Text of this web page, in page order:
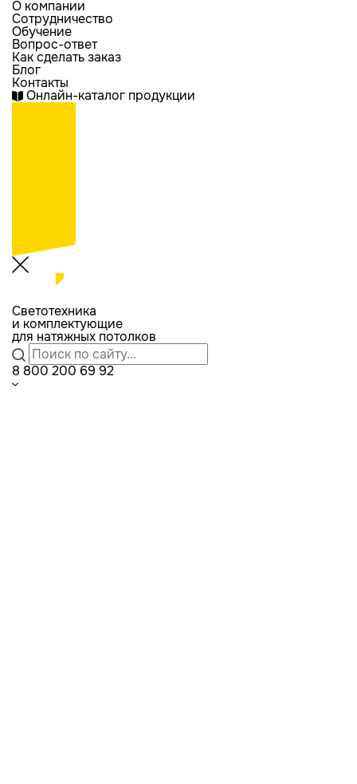
О компании
Сотрудничество
Обучение
Вопрос-ответ
Как сделать заказ
Блог
Контакты
Онлайн-каталог продукции
Светотехника
и комплектующие
для натяжных потолков
8 800 200 69 92